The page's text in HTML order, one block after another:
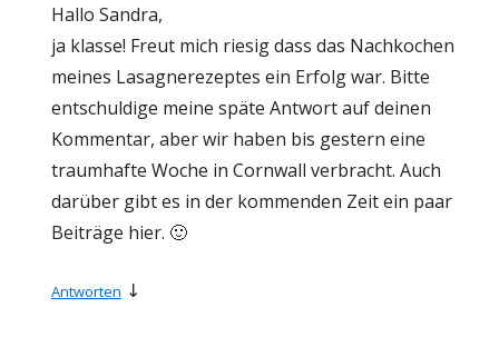
Hallo Sandra,
ja klasse! Freut mich riesig dass das Nachkochen
meines Lasagnerezeptes ein Erfolg war. Bitte
entschuldige meine späte Antwort auf deinen
Kommentar, aber wir haben bis gestern eine
traumhafte Woche in Cornwall verbracht. Auch
darüber gibt es in der kommenden Zeit ein paar
Beiträge hier. 🙂
Antworten ↓